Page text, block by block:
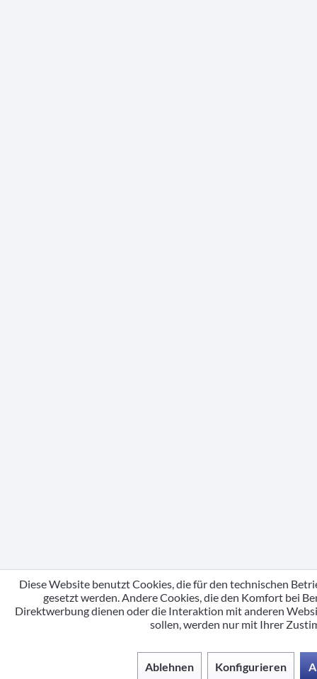
Diese Website benutzt Cookies, die für den technischen
gesetzt werden. Andere Cookies, die den Komfort bei
Direktwerbung dienen oder die Interaktion mit anderen
sollen, werden nur mit Ihrer
Ablehnen Konfigurieren